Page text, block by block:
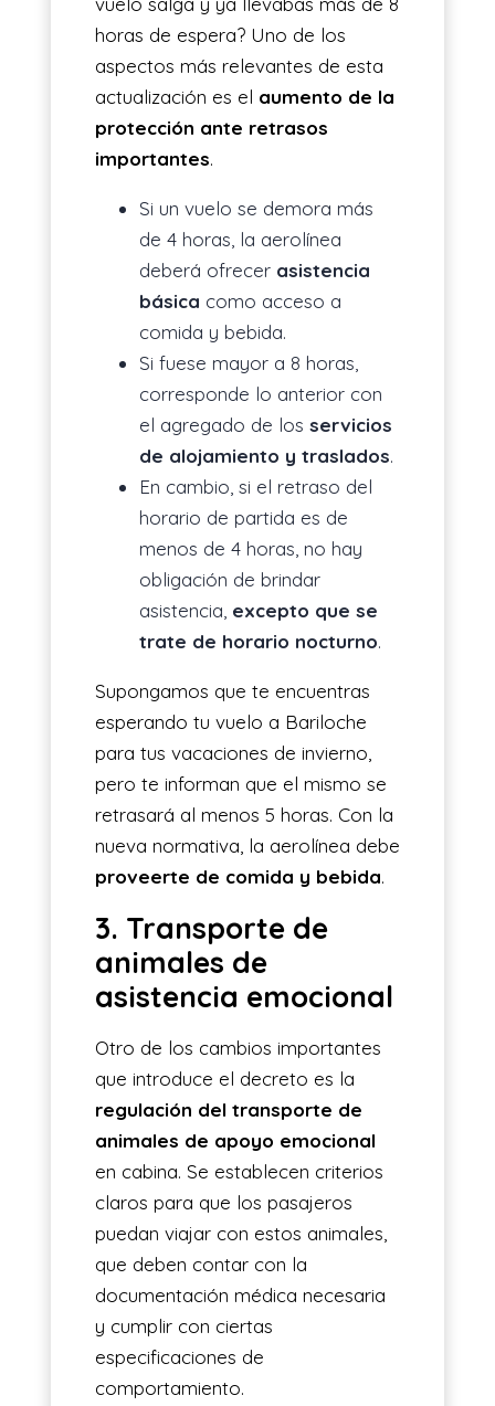
horas de espera? Uno de los
aspectos más relevantes de esta
actualización es el aumento de la
protección ante retrasos
importantes.
Si un vuelo se demora más
de 4 horas, la aerolínea
deberá ofrecer asistencia
básica como acceso a
comida y bebida.
Si fuese mayor a 8 horas,
corresponde lo anterior con
el agregado de los servicios
de alojamiento y traslados.
En cambio, si el retraso del
horario de partida es de
menos de 4 horas, no hay
obligación de brindar
asistencia, excepto que se
trate de horario nocturno.
Supongamos que te encuentras
esperando tu vuelo a Bariloche
para tus vacaciones de invierno,
pero te informan que el mismo se
retrasará al menos 5 horas. Con la
nueva normativa, la aerolínea debe
proveerte de comida y bebida.
3. Transporte de
animales de
asistencia emocional
Otro de los cambios importantes
que introduce el decreto es la
regulación del transporte de
animales de apoyo emocional
en cabina. Se establecen criterios
claros para que los pasajeros
puedan viajar con estos animales,
que deben contar con la
documentación médica necesaria
y cumplir con ciertas
especificaciones de
comportamiento.